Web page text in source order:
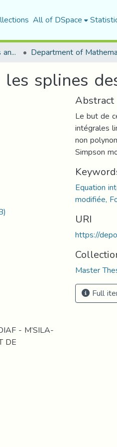
All of DSpace
Faculty of Mathematics and Computer Science Department of
splines
- M’SILA-
DE
Abstract
Le but de
intégrales
non
Simpson
Equation
modifiée,
URI
https://
Master
Full